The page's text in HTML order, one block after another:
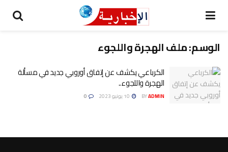
الوسم:ملف الهجرة واللجوء
الكرباعي يكشف عن إتفاق أوروبي جديد في مسألة
الهجرة واللجوء..
BYADMIN